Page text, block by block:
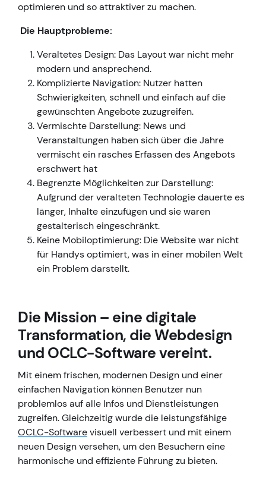
optimieren und so attraktiver zu machen.
Die Hauptprobleme:
Veraltetes Design: Das Layout war nicht mehr
modern und ansprechend.
Komplizierte Navigation: Nutzer hatten
Schwierigkeiten, schnell und einfach auf die
gewünschten Angebote zuzugreifen.
Vermischte Darstellung: News und
Veranstaltungen haben sich über die Jahre
vermischt ein rasches Erfassen des Angebots
erschwert hat
Begrenzte Möglichkeiten zur Darstellung:
Aufgrund der veralteten Technologie dauerte es
länger, Inhalte einzufügen und sie waren
gestalterisch eingeschränkt.
Keine Mobiloptimierung: Die Website war nicht
für Handys optimiert, was in einer mobilen Welt
ein Problem darstellt.
Die Mission – eine digitale
Transformation, die Webdesign
und OCLC-Software vereint.
Mit einem frischen, modernen Design und einer
einfachen Navigation können Benutzer nun
problemlos auf alle Infos und Dienstleistungen
zugreifen. Gleichzeitig wurde die leistungsfähige
OCLC-Softwarevisuell verbessert und mit einem
neuen Design versehen, um den Besuchern eine
harmonische und effiziente Führung zu bieten.